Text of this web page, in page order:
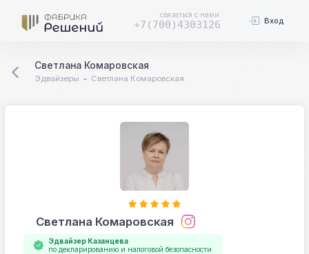
связаться с нами
+7(700)4303126 Вход
Светлана Комаровская
Эдвайзеры Светлана Комаровская
Светлана Комаровская
Эдвайзер Казанцева
по декларированию и налоговой безопасности